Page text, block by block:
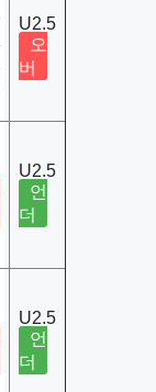
U2.5
오
버
U2.5
언
더
U2.5
언
더